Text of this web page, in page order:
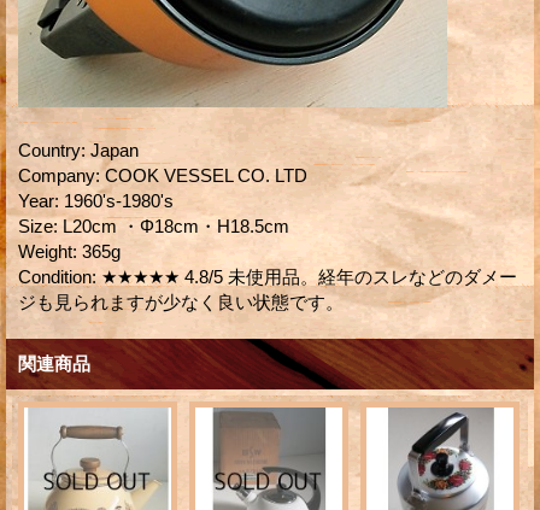
Country: Japan
Company: COOK VESSEL CO. LTD
Year: 1960's-1980's
Size: L20cm ・Φ18cm・H18.5cm
Weight: 365g
Condition: ★★★★★ 4.8/5 未使用品。経年のスレなどのダメー
ジも見られますが少なく良い状態です。
関連商品